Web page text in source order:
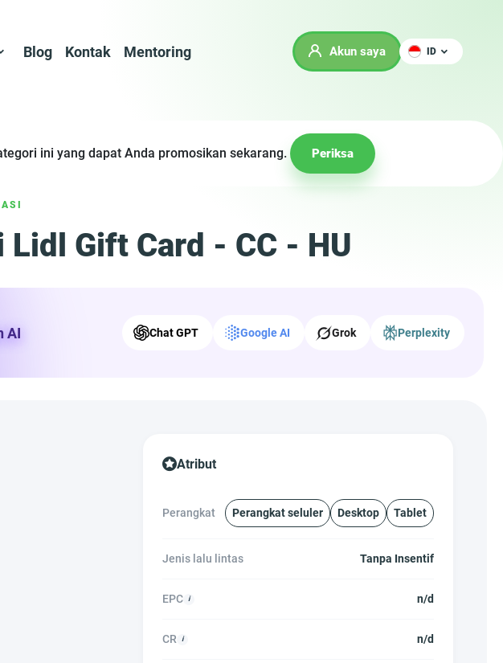
Blog Kontak Mentoring Akun saya ID
ini yang dapat Anda promosikan sekarang. Periksa
Gift Card - CC - HU
AI Chat GPT Google AI Grok Perplexity
Atribut
Perangkat Perangkat seluler Desktop Tablet
Jenis lalu lintas Tanpa Insentif
EPC n/d
CR n/d